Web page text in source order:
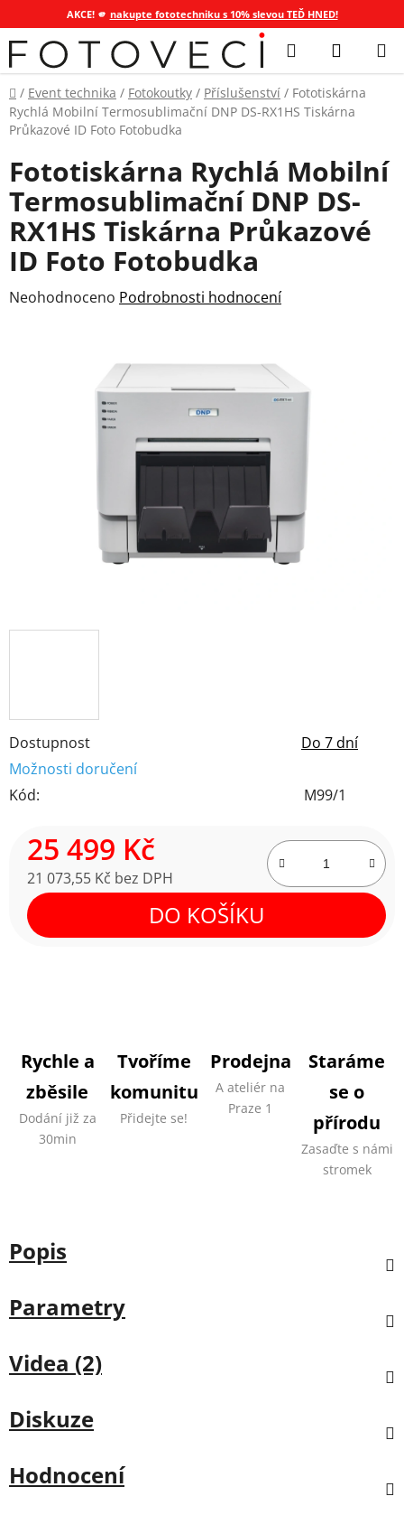
AKCE! 🫵 nakupte fototechniku s 10% slevou TEĎ HNED!
Přejít
na
obsah
Hledat
KOŠÍK
Domů
/ Event technika / Fotokoutky / Příslušenství / Fototiskárna
Rychlá Mobilní Termosublimační DNP DS-RX1HS Tiskárna
Průkazové ID Foto Fotobudka
Dostupnost
Do 7 dní
Možnosti doručení
Kód:
M99/1
25 499 Kč
21 073,55 Kč bez DPH
Měrná cena:
DO KOŠÍKU
Fototiskárna Rychlá Mobilní
Termosublimační DNP DS-
RX1HS Tiskárna Průkazové
ID Foto Fotobudka
Průměrné
Neohodnoceno Podrobnosti hodnocení
Rychle a
zběsile
Dodání již za
30min
Tvoříme
komunitu
Přidejte se!
Prodejna
A ateliér na
Praze 1
Staráme
se o
přírodu
Zasaďte s námi
stromek
Popis
Parametry
Videa (2)
Diskuze
Hodnocení